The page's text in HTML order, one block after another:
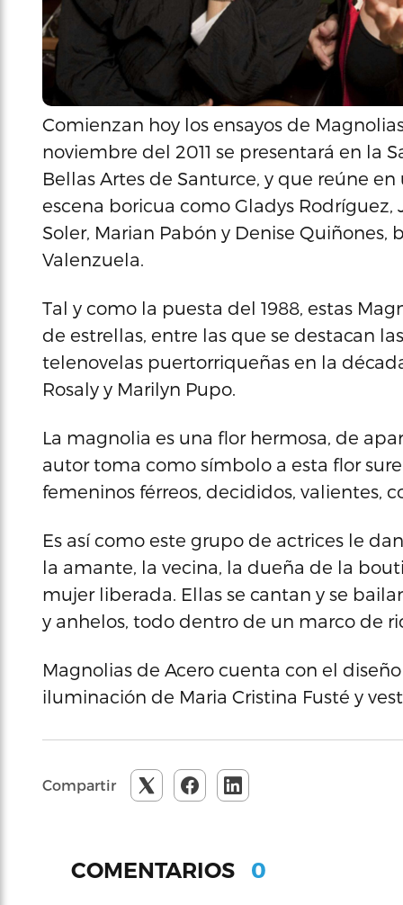
Comienzan hoy los ensayos de
noviembre del 2011 se presentará en la
Bellas Artes de Santurce, y que reúne
escena boricua como Gladys Rodríguez,
Soler, Marian Pabón y Denise
Valenzuela.
Tal y como la puesta del 1988, estas
de estrellas, entre las que se destacan
telenovelas puertorriqueñas en la
Rosaly y Marilyn Pupo.
La magnolia es una flor hermosa, de
autor toma como símbolo a esta flor
femeninos férreos, decididos, valientes,
Es así como este grupo de actrices le
la amante, la vecina, la dueña de la
mujer liberada. Ellas se cantan y se
y anhelos, todo dentro de un marco de
Magnolias de Acero cuenta con el
iluminación de Maria Cristina Fusté y
Compartir
COMENTARIOS 0